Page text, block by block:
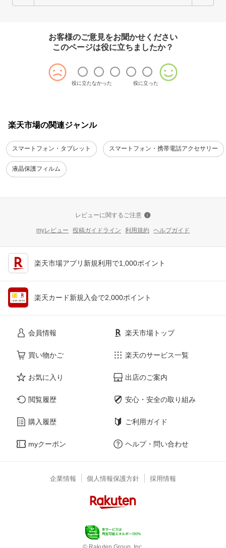
お客様のご意見をお聞かせください
このページは役に立ちましたか？
役に立たなかった 役に立った
楽天市場の関連ジャンル
スマートフォン・タブレット スマートフォン・携帯電話アクセサリー
液晶保護フィルム
レビューに関するご注意
myレビュー 投稿ガイドライン 利用規約 ヘルプガイド
楽天市場アプリ新規利用で1,000ポイント
楽天カード新規入会で2,000ポイント
会員情報
買い物かご
お気に入り
閲覧履歴
購入履歴
myクーポン
楽天市場トップ
楽天のサービス一覧
出店のご案内
安心・安全の取り組み
ご利用ガイド
ヘルプ・問い合わせ
企業情報 個人情報保護方針 採用情報